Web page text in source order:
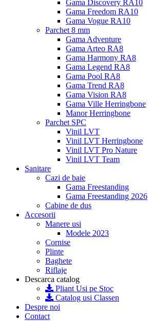
Gama Discovery RA10
Gama Freedom RA10
Gama Vogue RA10
Parchet 8 mm
Gama Adventure
Gama Arteo RA8
Gama Harmony RA8
Gama Legend RA8
Gama Pool RA8
Gama Trend RA8
Gama Vision RA8
Gama Ville Herringbone
Manor Herringbone
Parchet SPC
Vinil LVT
Vinil LVT Herringbone
Vinil LVT Pro Nature
Vinil LVT Team
Sanitare
Cazi de baie
Gama Freestanding
Gama Freestanding 2026
Cabine de dus
Accesorii
Manere usi
Modele 2023
Cornise
Plinte
Baghete
Riflaje
Descarca catalog
Pliant Usi pe Stoc
Catalog usi Classen
Despre noi
Contact